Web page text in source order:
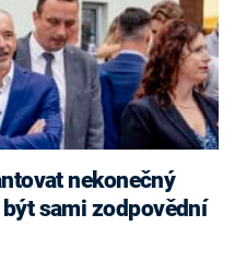
sami zodpovědní